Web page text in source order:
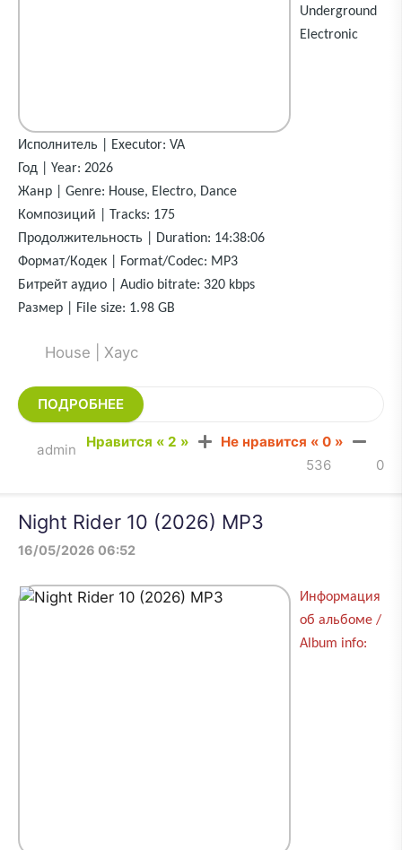
Underground
Electronic
Исполнитель | Executor: VA
Год | Year: 2026
Жанр | Genre: House, Electro, Dance
Композиций | Tracks: 175
Продолжительность | Duration: 14:38:06
Формат/Кодек | Format/Codec: MP3
Битрейт аудио | Audio bitrate: 320 kbps
Размер | File size: 1.98 GB
House | Хаус
ПОДРОБНЕЕ
Нравится « 2 » Не нравится « 0 »
admin
0
536
Night Rider 10 (2026) MP3
16/05/2026 06:52
Информация
об альбоме /
Album info: